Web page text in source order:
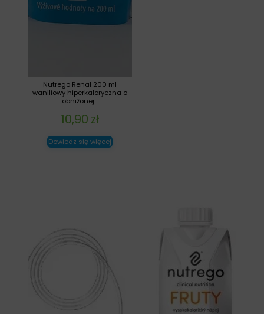
Nutrego Renal 200 ml
waniliowy hiperkaloryczna o
obniżonej...
10,90 zł
Dowiedz się więcej